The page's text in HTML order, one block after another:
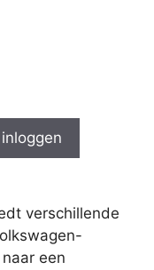
verschillende
een